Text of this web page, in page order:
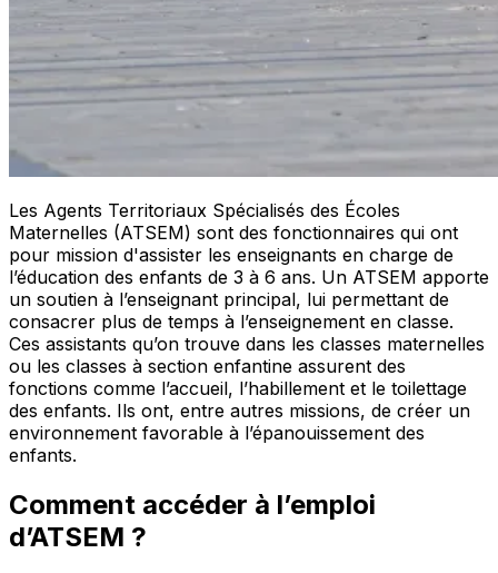
Les Agents Territoriaux Spécialisés des Écoles
Maternelles (ATSEM) sont des fonctionnaires qui ont
pour mission d'assister les enseignants en charge de
l’éducation des enfants de 3 à 6 ans. Un ATSEM apporte
un soutien à l’enseignant principal, lui permettant de
consacrer plus de temps à l’enseignement en classe.
Ces assistants qu’on trouve dans les classes maternelles
ou les classes à section enfantine assurent des
fonctions comme l’accueil, l’habillement et le toilettage
des enfants. Ils ont, entre autres missions, de créer un
environnement favorable à l’épanouissement des
enfants.
Comment accéder à l’emploi
d’ATSEM ?